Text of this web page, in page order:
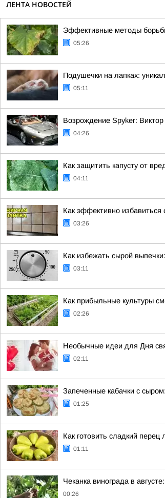
ЛЕНТА НОВОСТЕЙ
Эффективные методы
05:26
Подушечки на лапках:
05:11
Возрождение Spyker:
04:26
Как защитить капусту от
04:11
Как эффективно избавиться
03:26
Как избежать сырой
03:11
Как прибыльные культуры
02:26
Необычные идеи для Дня
02:11
Запеченные кабачки с
01:25
Как готовить сладкий перец
01:11
Чеканка винограда в
00:26